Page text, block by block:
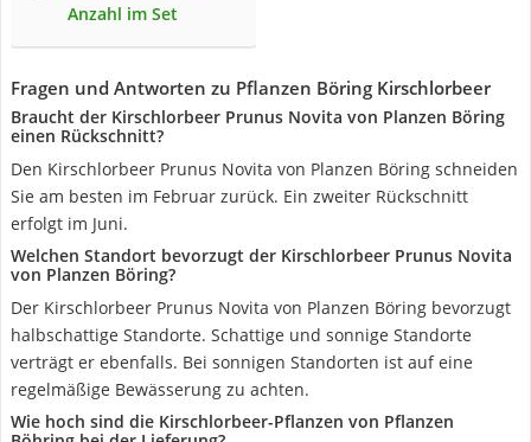
Anzahl im Set
Fragen und Antworten zu Pflanzen Böring Kirschlorbeer
Braucht der Kirschlorbeer Prunus Novita von Planzen Böring
einen Rückschnitt?
Den Kirschlorbeer Prunus Novita von Planzen Böring schneiden
Sie am besten im Februar zurück. Ein zweiter Rückschnitt
erfolgt im Juni.
Welchen Standort bevorzugt der Kirschlorbeer Prunus Novita
von Planzen Böring?
Der Kirschlorbeer Prunus Novita von Planzen Böring bevorzugt
halbschattige Standorte. Schattige und sonnige Standorte
verträgt er ebenfalls. Bei sonnigen Standorten ist auf eine
regelmäßige Bewässerung zu achten.
Wie hoch sind die Kirschlorbeer-Pflanzen von Pflanzen